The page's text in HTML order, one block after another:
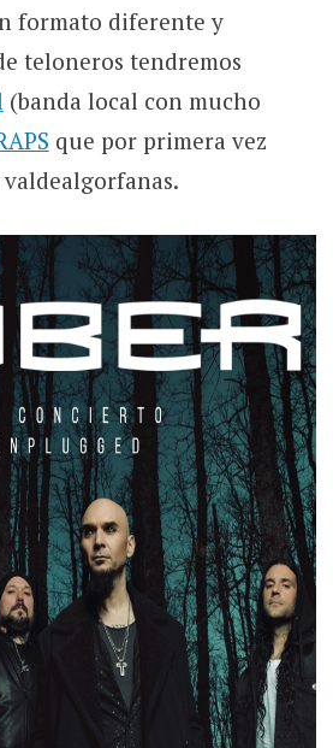
formato diferente y
teloneros tendremos
(banda local con mucho
que por primera vez